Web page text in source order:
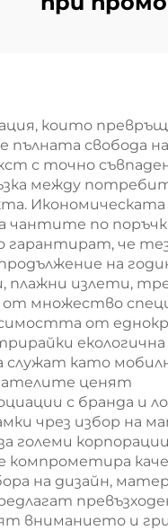
за
които
свобода
с точно
между
Икономическата
чантите по
гарантират, че
на
плажни излети,
множество
от
екологична
служат като
ценят
с бранда и
чрез избор на
големи
компрометира
на дизайн,
вниманието и